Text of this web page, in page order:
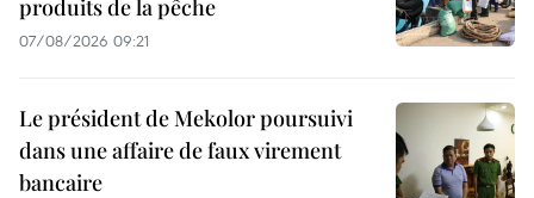
produits de la pêche
07/08/2026 09:21
Le président de Mekolor poursuivi
dans une affaire de faux virement
bancaire